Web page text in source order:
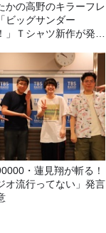
かの高野のキラーフレ
ビッグサンダー
」Ｔシャツ新作が発売
・蓮見翔が斬る！
オ流行ってない」発言